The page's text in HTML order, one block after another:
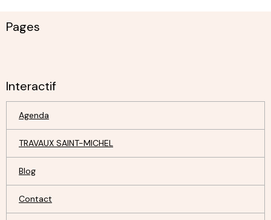
Pages
Interactif
Agenda
TRAVAUX SAINT-MICHEL
Blog
Contact